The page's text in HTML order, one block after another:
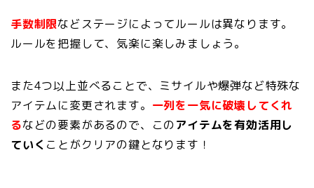
手数制限などステージによってルールは異なります。
ルールを把握して、気楽に楽しみましょう。
また4つ以上並べることで、ミサイルや爆弾など特殊な
アイテムに変更されます。 一列を一気に破壊してくれ
るなどの要素があるので、このアイテムを有効活用し
ていく ことがクリアの鍵となります！